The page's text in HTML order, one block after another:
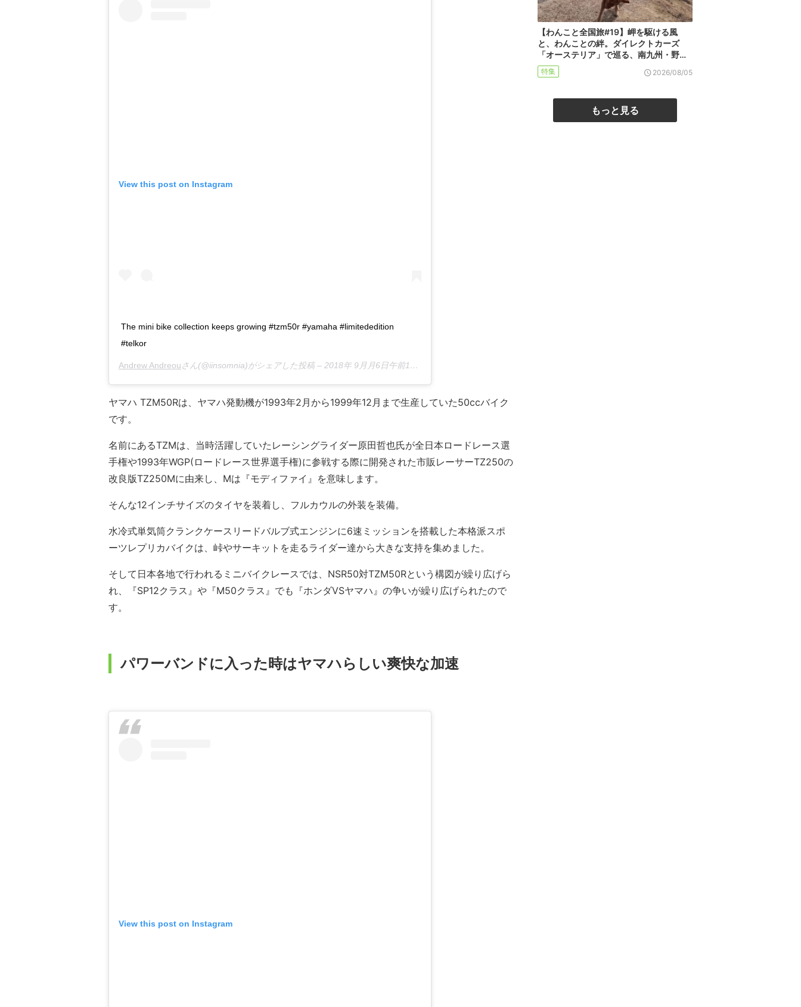
View this post on Instagram
The mini bike collection keeps growing #tzm50r #yamaha #limitededition
#telkor
Andrew Andreouさん(@iinsomnia)がシェアした投稿 – 2018年 9月月6日午前1時52分PDT
ヤマハ TZM50Rは、ヤマハ発動機が1993年2月から1999年12月まで生産していた50ccバイク
です。
名前にあるTZMは、当時活躍していたレーシングライダー原田哲也氏が全日本ロードレース選
手権や1993年WGP(ロードレース世界選手権)に参戦する際に開発された市販レーサーTZ250の
改良版TZ250Mに由来し、Mは『モディファイ』を意味します。
そんな12インチサイズのタイヤを装着し、フルカウルの外装を装備。
水冷式単気筒クランクケースリードバルブ式エンジンに6速ミッションを搭載した本格派スポ
ーツレプリカバイクは、峠やサーキットを走るライダー達から大きな支持を集めました。
そして日本各地で行われるミニバイクレースでは、NSR50対TZM50Rという構図が繰り広げら
れ、『SP12クラス』や『M50クラス』でも『ホンダVSヤマハ』の争いが繰り広げられたので
す。
パワーバンドに入った時はヤマハらしい爽快な加速
View this post on Instagram
【わんこと全国旅#19】岬を駆ける風
と、わんことの絆。ダイレクトカーズ
「オーステリア」で巡る、南九州・野…
特集 2026/08/05
もっと見る